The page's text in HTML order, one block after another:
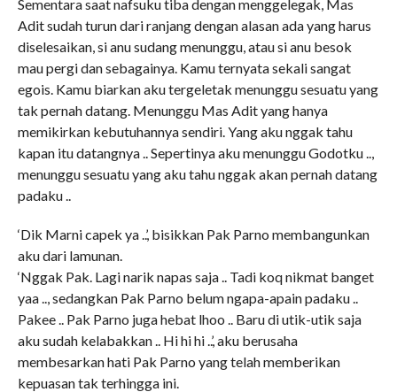
Sementara saat nafsuku tiba dengan menggelegak, Mas
Adit sudah turun dari ranjang dengan alasan ada yang harus
diselesaikan, si anu sudang menunggu, atau si anu besok
mau pergi dan sebagainya. Kamu ternyata sekali sangat
egois. Kamu biarkan aku tergeletak menunggu sesuatu yang
tak pernah datang. Menunggu Mas Adit yang hanya
memikirkan kebutuhannya sendiri. Yang aku nggak tahu
kapan itu datangnya .. Sepertinya aku menunggu Godotku ..,
menunggu sesuatu yang aku tahu nggak akan pernah datang
padaku ..
‘Dik Marni capek ya ..’, bisikkan Pak Parno membangunkan
aku dari lamunan.
‘Nggak Pak. Lagi narik napas saja .. Tadi koq nikmat banget
yaa .., sedangkan Pak Parno belum ngapa-apain padaku ..
Pakee .. Pak Parno juga hebat lhoo .. Baru di utik-utik saja
aku sudah kelabakkan .. Hi hi hi ..’, aku berusaha
membesarkan hati Pak Parno yang telah memberikan
kepuasan tak terhingga ini.